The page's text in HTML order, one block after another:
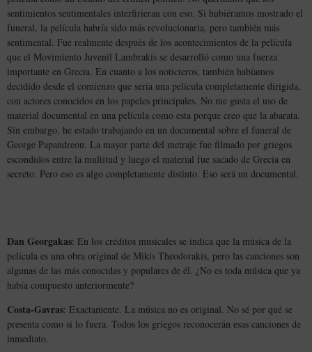
sentimientos sentimentales interfirieran con eso. Si hubiéramos mostrado el
funeral, la película habría sido más revolucionaria, pero también más
sentimental. Fue realmente después de los acontecimientos de la película
que el Movimiento Juvenil Lambrakis se desarrolló como una fuerza
importante en Grecia. En cuanto a los noticieros, también habíamos
decidido desde el comienzo que sería una película completamente dirigida,
con actores conocidos en los papeles principales. No me gusta el uso de
material documental en una película como esta porque creo que la abarata.
Sin embargo, he estado trabajando en un documental sobre el funeral de
George Papandreou. La mayor parte del metraje fue filmado por griegos
escondidos entre la multitud y luego el material fue sacado de Grecia en
secreto. Pero eso es algo completamente distinto. Eso será un documental.
Dan Georgakas: En los créditos musicales se indica que la música de la
película es una obra original de Mikis Theodorakis, pero las canciones son
algunas de las más conocidas y populares de él. ¿No es toda música que ya
había compuesto anteriormente?
Costa-Gavras: Exactamente. La música no es original. No sé por qué se
presenta como si lo fuera. Todos los griegos reconocerán esas canciones de
inmediato.